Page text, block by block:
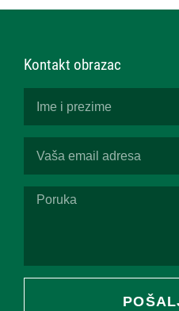
Kontakt obrazac